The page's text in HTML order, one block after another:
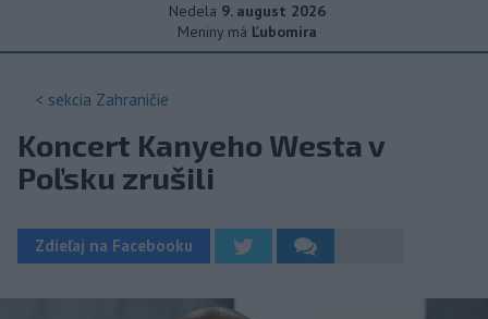
Nedela 9. august 2026
Meniny má Ľubomíra
< sekcia Zahraničie
Koncert Kanyeho Westa v
Poľsku zrušili
Zdieľaj na Facebooku